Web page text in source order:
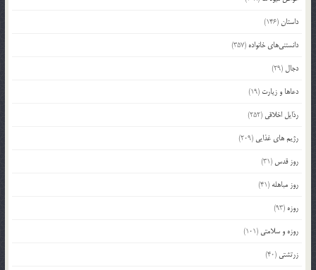
داستان(146)
دانستنی‌های خانواده (357)
دجال (29)
دعاها و زیارت (19)
رذایل اخلاقی (252)
رژیم های غذایی (209)
روز قدس (31)
روز مباهله (41)
روزه (93)
روزه و سلامتی (101)
زرتشتی (40)